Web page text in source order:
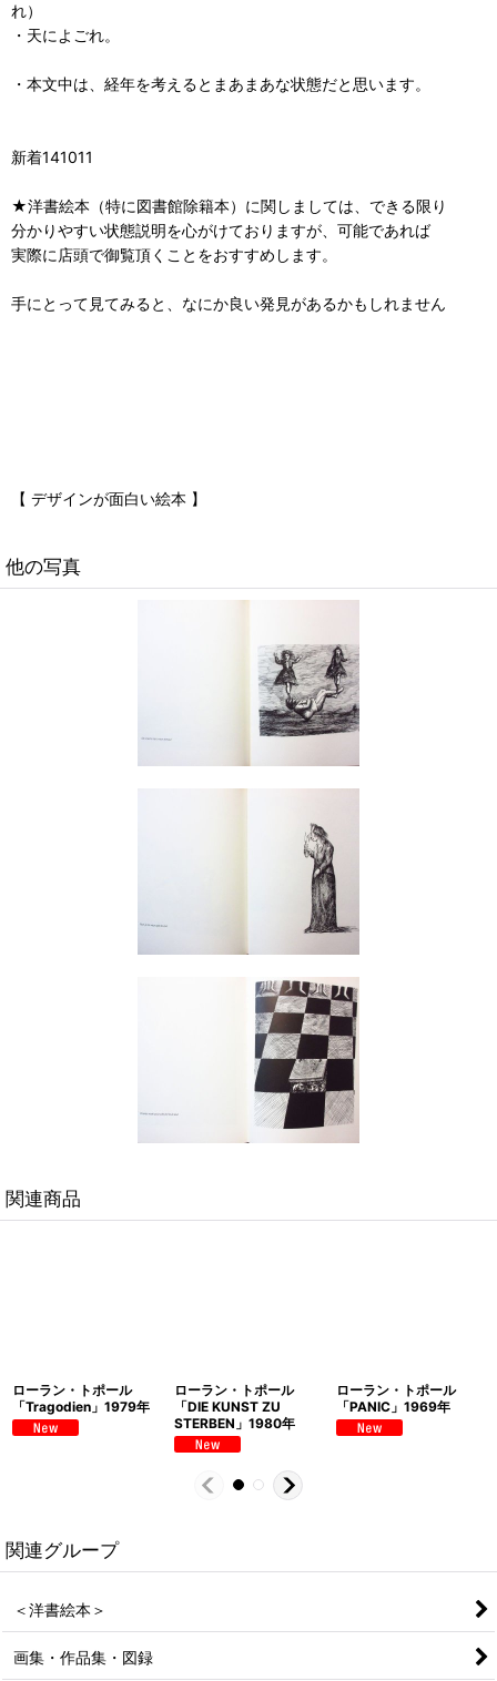
れ）
・天によごれ。
・本文中は、経年を考えるとまあまあな状態だと思います。
新着141011
★洋書絵本（特に図書館除籍本）に関しましては、できる限り
分かりやすい状態説明を心がけておりますが、可能であれば
実際に店頭で御覧頂くことをおすすめします。
手にとって見てみると、なにか良い発見があるかもしれません
【 デザインが面白い絵本 】
他の写真
関連商品
ローラン・トポール
「Tragodien」1979年
ローラン・トポール
「DIE KUNST ZU
STERBEN」1980年
ローラン・トポール
「PANIC」1969年
関連グループ
＜洋書絵本＞
画集・作品集・図録